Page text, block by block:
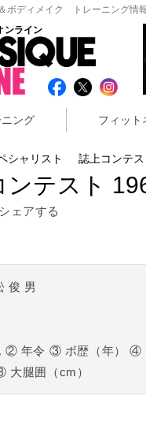
ボディメイク トレーニング情
ンライン
ニング フィット
シャリスト 誌上コンテ
ンテスト
ェアする
俊 男
② 年令 ③ ボ歴（年） ④
大腿囲（cm）